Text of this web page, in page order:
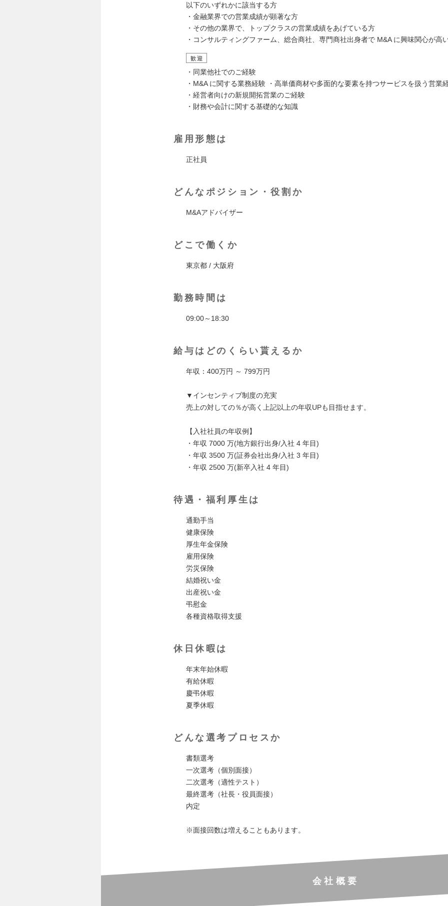
以下のいずれかに該当する方
・金融業界での営業成績が顕著な方
・その他の業界で、トップクラスの営業成績をあげている方
・コンサルティングファーム、総合商社、専門商社出身者で M&A に興味関心が高
歓迎
・同業他社でのご経験
・M&A に関する業務経験 ・高単価商材や多面的な要素を持つサービスを扱う営業
・経営者向けの新規開拓営業のご経験
・財務や会計に関する基礎的な知識
雇用形態は
正社員
どんなポジション・役割か
M&Aアドバイザー
どこで働くか
東京都 / 大阪府
勤務時間は
09:00～18:30
給与はどのくらい貰えるか
年収：400万円 ～ 799万円
▼インセンティブ制度の充実
売上の対しての％が高く上記以上の年収UPも目指せます。
【入社社員の年収例】
・年収 7000 万(地方銀行出身/入社 4 年目)
・年収 3500 万(証券会社出身/入社 3 年目)
・年収 2500 万(新卒入社 4 年目)
待遇・福利厚生は
通勤手当
健康保険
厚生年金保険
雇用保険
労災保険
結婚祝い金
出産祝い金
弔慰金
各種資格取得支援
休日休暇は
年末年始休暇
有給休暇
慶弔休暇
夏季休暇
どんな選考プロセスか
書類選考
一次選考（個別面接）
二次選考（適性テスト）
最終選考（社長・役員面接）
内定
※面接回数は増えることもあります。
会社概要